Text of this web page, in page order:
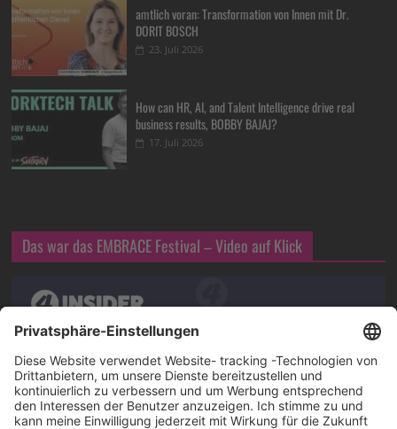
amtlich voran: Transformation von Innen mit Dr.
DORIT BOSCH
23. Juli 2026
How can HR, AI, and Talent Intelligence drive real
business results, BOBBY BAJAJ?
17. Juli 2026
Das war das EMBRACE Festival – Video auf Klick